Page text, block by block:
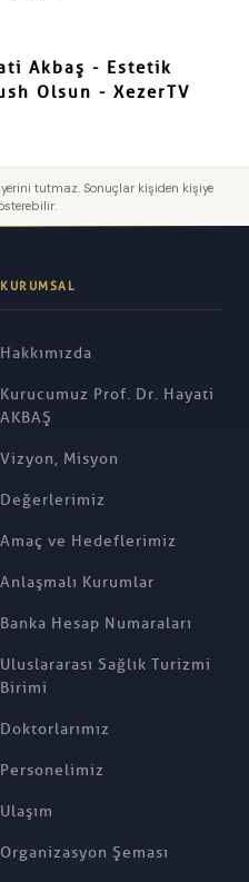
Akbaş - Estetik
Olsun - XezerTV
tutmaz. Sonuçlar kişiden kişiye
KURUMSAL
Hakkımızda
Kurucumuz Prof. Dr. Hayati
AKBAŞ
Vizyon, Misyon
Değerlerimiz
Amaç ve Hedeflerimiz
Anlaşmalı Kurumlar
Banka Hesap Numaraları
Uluslararası Sağlık Turizmi
Birimi
Doktorlarımız
Personelimiz
Ulaşım
Organizasyon Şeması